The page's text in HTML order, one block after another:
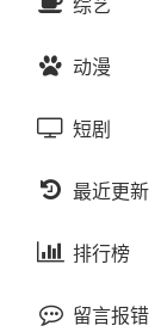
喜剧片
爱情片
科幻片
恐怖片
剧情片
战争片
国产剧
港台剧
日韩剧
欧美剧
泰国剧
大陆综艺
日韩综艺
港台综艺
欧美综艺
动漫
国产动漫
日韩动漫
欧美动漫
短剧
最近更新
排行榜
留言报错